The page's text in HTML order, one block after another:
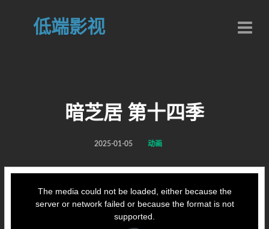
低端影视
暗芝居 第十四季
2025-01-05 动画
The media could not be loaded, either because the
server or network failed or because the format is not
supported.